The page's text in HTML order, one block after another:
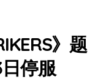
》题
停服